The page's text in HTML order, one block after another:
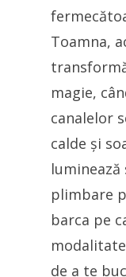
Toamna,
magie,
canalelor
calde și
plimbare
barca pe
de a te